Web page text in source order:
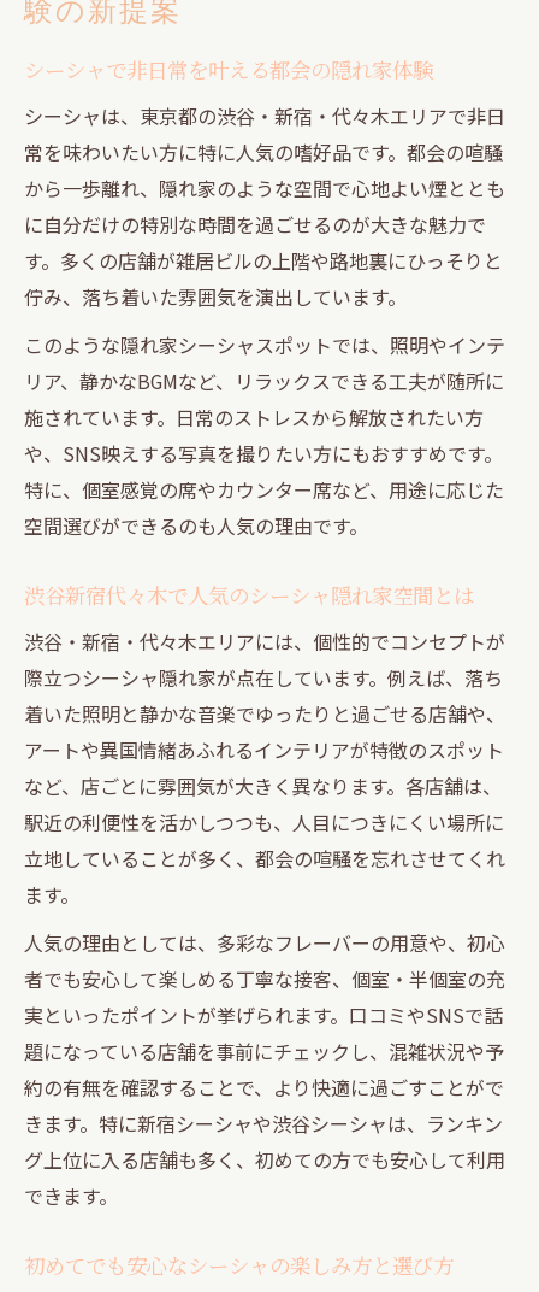
き
隠れ家シーシャスポットでのリラックス術
渋谷シーシャで感じる空間とフレーバーの
新宿シーシャスポットで叶う至福の時間
個室も充実の人気シーシャでゆったり過ご
す方法
都内ランキングで話題のシーシャ体験とは
新大久保や渋谷で注目のシーシャの特徴
リラックス空間を求めるなら代々木シーシャへ
代々木の隠れ家シーシャで味わう癒しの時
間
都会の喧騒を忘れるシーシャ空間の選び方
非喫煙者も楽しめるシーシャのフレーバー
文化
シーシャが静かな人気を集める理由とは
人気高まる東京都内隠れ家シーシャの特徴とは
東京都内シーシャ隠れ家の人気ポイント解
説
フレーバーの豊富さと空間演出が選ばれる
シーシャ初心者でも安心な都内の特徴とは
コミュニティ作りに最適なシーシャ空間の
魅力
SNS映えも叶う渋谷新宿のシーシャスポット案
内
おしゃれなシーシャ空間で写真映えを楽し
シーシャで非日常を叶える都会の隠れ家体験
シーシャは、東京都の渋谷・新宿・代々木エリアで非日
常を味わいたい方に特に人気の嗜好品です。都会の喧騒
から一歩離れ、隠れ家のような空間で心地よい煙ととも
に自分だけの特別な時間を過ごせるのが大きな魅力で
す。多くの店舗が雑居ビルの上階や路地裏にひっそりと
佇み、落ち着いた雰囲気を演出しています。
このような隠れ家シーシャスポットでは、照明やインテ
リア、静かなBGMなど、リラックスできる工夫が随所に
施されています。日常のストレスから解放されたい方
や、SNS映えする写真を撮りたい方にもおすすめです。
特に、個室感覚の席やカウンター席など、用途に応じた
空間選びができるのも人気の理由です。
渋谷新宿代々木で人気のシーシャ隠れ家空間とは
渋谷・新宿・代々木エリアには、個性的でコンセプトが
際立つシーシャ隠れ家が点在しています。例えば、落ち
着いた照明と静かな音楽でゆったりと過ごせる店舗や、
アートや異国情緒あふれるインテリアが特徴のスポット
など、店ごとに雰囲気が大きく異なります。各店舗は、
駅近の利便性を活かしつつも、人目につきにくい場所に
立地していることが多く、都会の喧騒を忘れさせてくれ
ます。
人気の理由としては、多彩なフレーバーの用意や、初心
者でも安心して楽しめる丁寧な接客、個室・半個室の充
実といったポイントが挙げられます。口コミやSNSで話
題になっている店舗を事前にチェックし、混雑状況や予
約の有無を確認することで、より快適に過ごすことがで
きます。特に新宿シーシャや渋谷シーシャは、ランキン
グ上位に入る店舗も多く、初めての方でも安心して利用
できます。
初めてでも安心なシーシャの楽しみ方と選び方